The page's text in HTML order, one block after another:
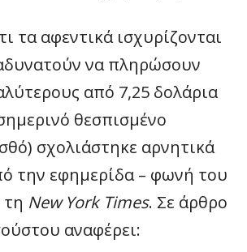
τα αφεντικά ισχυρίζονται
να πληρώσουν
από 7,25 δολάρια
θεσπισμένο
σχολιάστηκε αρνητικά
την εφημερίδα – φωνή του
New York Times. Σε άρθρο
αναφέρει: